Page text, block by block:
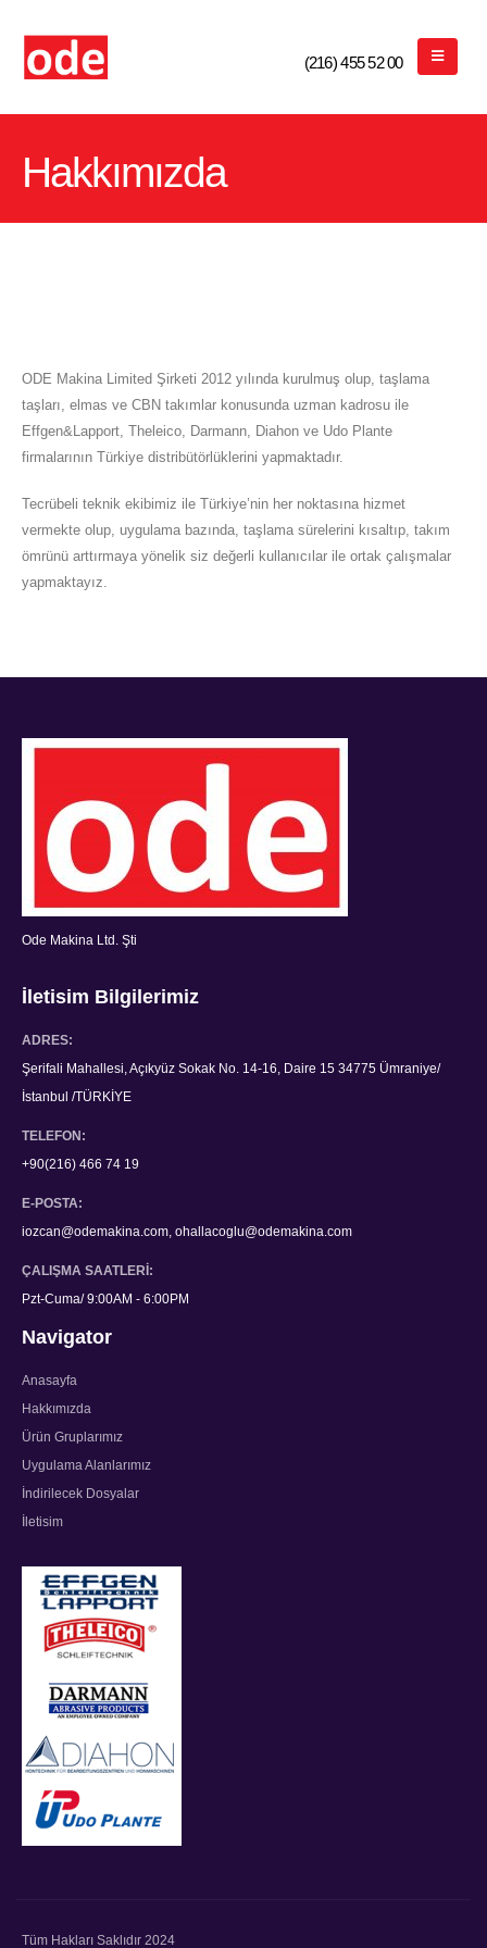
(216) 455 52 00
Hakkımızda
ODE Makina Limited Şirketi 2012 yılında kurulmuş olup, taşlama
taşları, elmas ve CBN takımlar konusunda uzman kadrosu ile
Effgen&Lapport, Theleico, Darmann, Diahon ve Udo Plante
firmalarının Türkiye distribütörlüklerini yapmaktadır.
Tecrübeli teknik ekibimiz ile Türkiye’nin her noktasına hizmet
vermekte olup, uygulama bazında, taşlama sürelerini kısaltıp, takım
ömrünü arttırmaya yönelik siz değerli kullanıcılar ile ortak çalışmalar
yapmaktayız.
Ode Makina Ltd. Şti
İletisim Bilgilerimiz
ADRES:
Şerifali Mahallesi, Açıkyüz Sokak No. 14-16, Daire 15 34775 Ümraniye/
İstanbul /TÜRKİYE
TELEFON:
+90(216) 466 74 19
E-POSTA:
iozcan@odemakina.com, ohallacoglu@odemakina.com
ÇALIŞMA SAATLERI:
Pzt-Cuma/ 9:00AM - 6:00PM
Navigator
Anasayfa
Hakkımızda
Ürün Gruplarımız
Uygulama Alanlarımız
İndirilecek Dosyalar
İletisim
Tüm Hakları Saklıdır 2024